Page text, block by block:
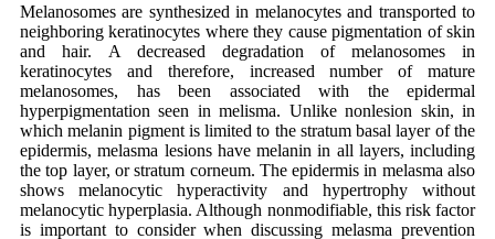
Melanosomes are synthesized in melanocytes and transported to
neighboring keratinocytes where they cause pigmentation of skin
and hair. A decreased degradation of melanosomes in
keratinocytes and therefore, increased number of mature
melanosomes, has been associated with the epidermal
hyperpigmentation seen in melisma. Unlike nonlesion skin, in
which melanin pigment is limited to the stratum basal layer of the
epidermis, melasma lesions have melanin in all layers, including
the top layer, or stratum corneum. The epidermis in melasma also
shows melanocytic hyperactivity and hypertrophy without
melanocytic hyperplasia. Although nonmodifiable, this risk factor
is important to consider when discussing melasma prevention